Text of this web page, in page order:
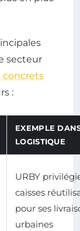
secteur
concrets
:
EXEMPLE
LOGISTIQUE
URBY
caisses
pour ses
urbaines